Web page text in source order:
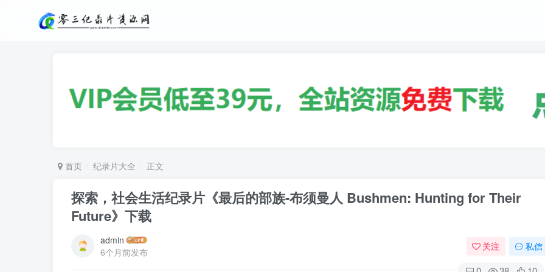
首页 纪录片大全 正文
探索，社会生活纪录片《最后的部族-布须曼人 Bushmen: Hunting for Their
Future》下载
admin
6个月前发布
关注 私信